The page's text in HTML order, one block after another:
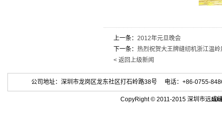
上一条： 2012年元旦晚会
下一条： 热烈祝贺大王牌缝纫机浙江温
< 返回上级新闻
公司地址：深圳市龙岗区龙东社区打石岭路38号 电话：+86-
CopyRight © 2011-2015 深圳市远成